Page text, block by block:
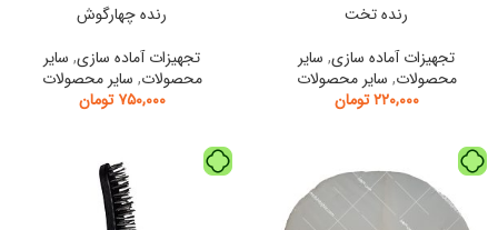
رنده تخت
تجهیزات آماده سازی, سایر
محصولات, سایر محصولات
۲۲۰,۰۰۰ تومان
رنده چهارگوش
تجهیزات آماده سازی, سایر
محصولات, سایر محصولات
۷۵۰,۰۰۰ تومان